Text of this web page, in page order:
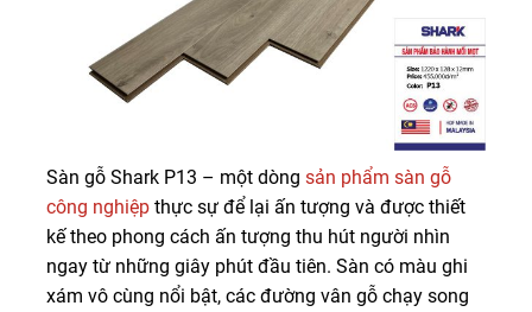
Sàn gỗ Shark P13 – một dòng sản phẩm sàn gỗ
công nghiệp thực sự để lại ấn tượng và được thiết
kế theo phong cách ấn tượng thu hút người nhìn
ngay từ những giây phút đầu tiên. Sàn có màu ghi
xám vô cùng nổi bật, các đường vân gỗ chạy song